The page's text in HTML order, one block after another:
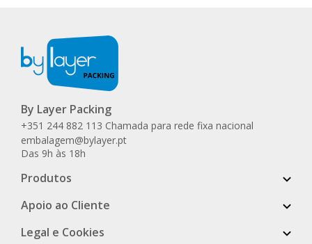
By Layer Packing
+351 244 882 113 Chamada para rede fixa nacional
embalagem@bylayer.pt
Das 9h às 18h
Produtos
Apoio ao Cliente
Legal e Cookies